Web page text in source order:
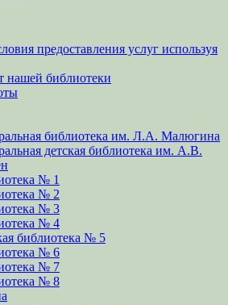
предоставления услуг используя
нашей библиотеки
библиотека им. Л.А. Малюгина
детская библиотека им. А.В.
№ 1
№ 2
№ 3
№ 4
библиотека № 5
№ 6
№ 7
№ 8